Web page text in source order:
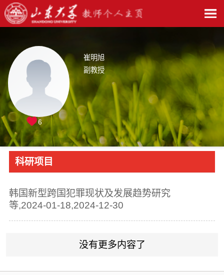
崔明旭
副教授
6
科研项目
韩国新型跨国犯罪现状及发展趋势研究
等,2024-01-18,2024-12-30
没有更多内容了